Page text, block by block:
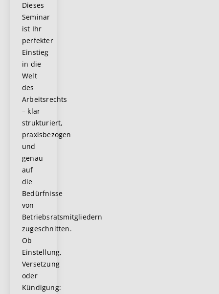
Dieses
Seminar
ist Ihr
perfekter
Einstieg
in die
Welt
des
Arbeitsrechts
– klar
strukturiert,
praxisbezogen
und
genau
auf
die
Bedürfnisse
von
Betriebsratsmitgliedern
zugeschnitten.
Ob
Einstellung,
Versetzung
oder
Kündigung: